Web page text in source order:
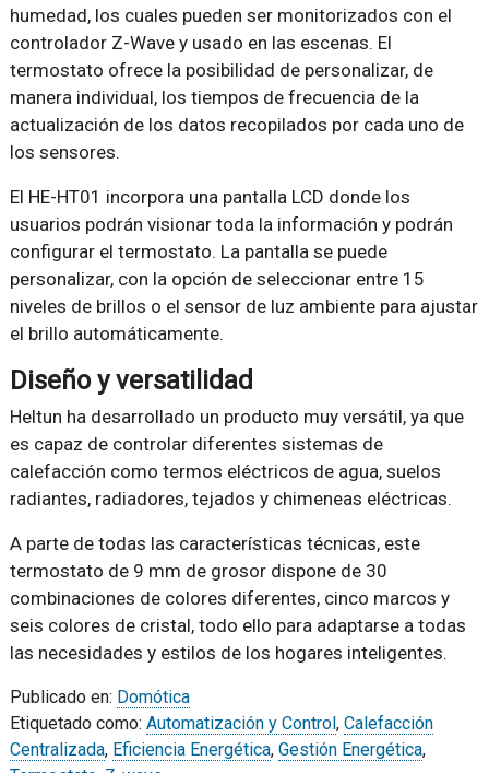
humedad, los cuales pueden ser monitorizados con el
controlador Z-Wave y usado en las escenas. El
termostato ofrece la posibilidad de personalizar, de
manera individual, los tiempos de frecuencia de la
actualización de los datos recopilados por cada uno de
los sensores.
El HE-HT01 incorpora una pantalla LCD donde los
usuarios podrán visionar toda la información y podrán
configurar el termostato. La pantalla se puede
personalizar, con la opción de seleccionar entre 15
niveles de brillos o el sensor de luz ambiente para ajustar
el brillo automáticamente.
Diseño y versatilidad
Heltun ha desarrollado un producto muy versátil, ya que
es capaz de controlar diferentes sistemas de
calefacción como termos eléctricos de agua, suelos
radiantes, radiadores, tejados y chimeneas eléctricas.
A parte de todas las características técnicas, este
termostato de 9 mm de grosor dispone de 30
combinaciones de colores diferentes, cinco marcos y
seis colores de cristal, todo ello para adaptarse a todas
las necesidades y estilos de los hogares inteligentes.
Publicado en: Domótica
Etiquetado como: Automatización y Control, Calefacción
Centralizada, Eficiencia Energética, Gestión Energética,